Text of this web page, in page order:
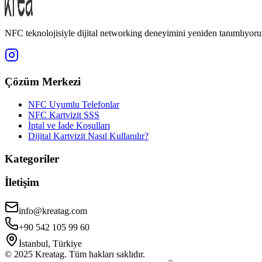
NFC teknolojisiyle dijital networking deneyimini yeniden
Çözüm Merkezi
NFC Uyumlu Telefonlar
NFC Kartvizit SSS
İptal ve İade Koşulları
Dijital Kartvizit Nasıl Kullanılır?
Kategoriler
İletişim
info@kreatag.com
+90 542 105 99 60
İstanbul, Türkiye
© 2025 Kreatag. Tüm hakları saklıdır.